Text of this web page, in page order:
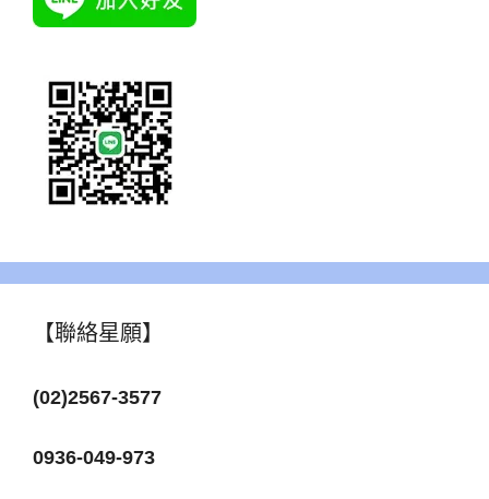
【聯絡星願】
(02)2567-3577
0936-049-973